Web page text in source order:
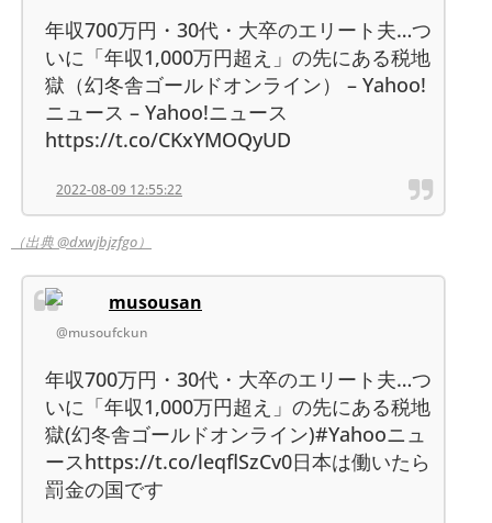
年収700万円・30代・大卒のエリート夫…つ
いに「年収1,000万円超え」の先にある税地
獄（幻冬舎ゴールドオンライン） – Yahoo!
ニュース – Yahoo!ニュース
https://t.co/CKxYMOQyUD
2022-08-09 12:55:22
（出典 @dxwjbjzfgo）
musousan
@musoufckun
年収700万円・30代・大卒のエリート夫…つ
いに「年収1,000万円超え」の先にある税地
獄(幻冬舎ゴールドオンライン)#Yahooニュ
ースhttps://t.co/leqflSzCv0日本は働いたら
罰金の国です